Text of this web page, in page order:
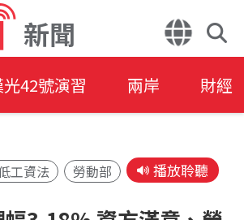
新聞
42號演習 兩岸 財經
工資法 勞動部 播放聆聽